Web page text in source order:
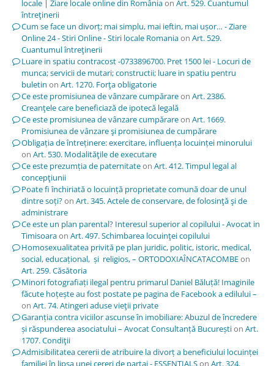
locale | Ziare locale online din Româniaon Art. 529. Cuantumul
întreţinerii
Cum se face un divorț; mai simplu, mai ieftin, mai ușor… - Ziare
Online 24 - Stiri Online - Stiri locale Romaniaon Art. 529.
Cuantumul întreţinerii
Luare in spatiu contracost -0733896700. Pret 1500 lei - Locuri de
munca; servicii de mutari; constructii; luare in spatiu pentru
buletin on Art. 1270. Forţa obligatorie
Ce este promisiunea de vânzare cumpărareon Art. 2386.
Creanţele care beneficiază de ipotecă legală
Ce este promisiunea de vânzare cumpărareon Art. 1669.
Promisiunea de vânzare şi promisiunea de cumpărare
Obligația de întreținere: exercitare, influența locuinței minorului
on Art. 530. Modalităţile de executare
Ce este prezumția de paternitateon Art. 412. Timpul legal al
concepţiunii
Poate fi închiriată o locuință proprietate comună doar de unul
dintre soți?on Art. 345. Actele de conservare, de folosinţă şi de
administrare
Ce este un plan parental? Interesul superior al copilului - Avocat in
Timisoaraon Art. 497. Schimbarea locuinţei copilului
Homosexualitatea privită pe plan juridic, politic, istoric, medical,
social, educațional, și religios, – ORTODOXIAÎNCATACOMBEon
Art. 259. Căsătoria
Minori fotografiați ilegal pentru primarul Daniel Băluță! Imaginile
făcute hoțește au fost postate pe pagina de Facebook a edilului –
on Art. 74. Atingeri aduse vieţii private
Garanția contra viciilor ascunse în imobiliare: Abuzul de încredere
și răspunderea asociatului – Avocat Consultanță Bucureștion Art.
1707. Condiţii
Admisibilitatea cererii de atribuire la divorț a beneficiului locuinței
familiei în lipsa unei cereri de partaj - ESSENTIALSon Art. 324.